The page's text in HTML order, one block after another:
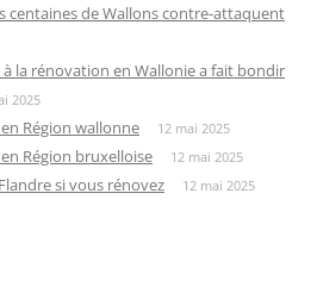
centaines de Wallons contre-attaquent
la rénovation en Wallonie a fait bondir
2025
Région wallonne 12 mai 2025
Région bruxelloise 12 mai 2025
si vous rénovez 12 mai 2025